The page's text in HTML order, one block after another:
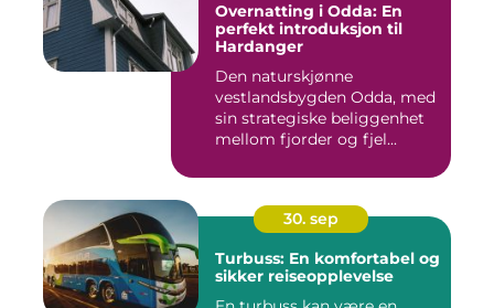
Overnatting i Odda: En
perfekt introduksjon til
Hardanger
Den naturskjønne
vestlandsbygden Odda, med
sin strategiske beliggenhet
mellom fjorder og fjel...
30. sep
Turbuss: En komfortabel og
sikker reiseopplevelse